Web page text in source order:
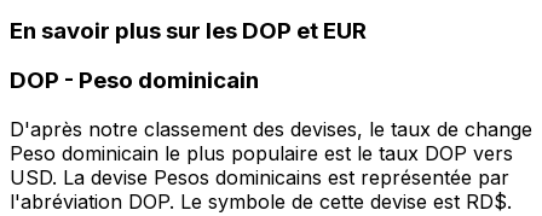
En savoir plus sur les DOP et EUR
DOP - Peso dominicain
D'après notre classement des devises, le taux de change
Peso dominicain le plus populaire est le taux DOP vers
USD. La devise Pesos dominicains est représentée par
l'abréviation DOP. Le symbole de cette devise est RD$.